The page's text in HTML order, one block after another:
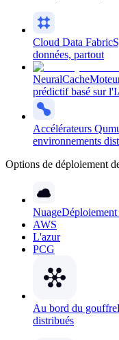
Cloud Data Fabric
données, partout
NeuralCache
prédictif basé sur
Accélérateurs
environnements
Options de déploiement
NuageDéploiement
AWS
L'azur
PCG
Au bord du gouffre
distribués